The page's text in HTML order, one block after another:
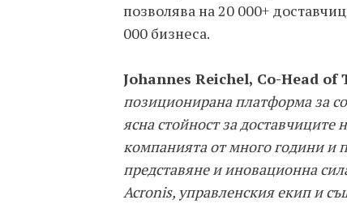
позволява на 20 000+
000 бизнеса.
Johannes Reichel, Co-Head of
позиционирана платформа за
ясна стойност за доставчиците
компанията от много години и
представяне и иновационна
Acronis, управленския екип и